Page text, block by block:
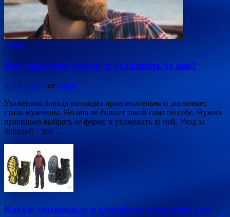
Мода
Как отрастить бороду и ухаживать за ней?
05.08.2020 - от admin
Ухоженная борода выглядит привлекательно и дополняет
стиль мужчины. Но она не бывает такой сама по себе. Нужно
правильно выбрать ее форму и ухаживать за ней. Уход за
бородой – это …
Какую спецодежду и спецобувь покупают для